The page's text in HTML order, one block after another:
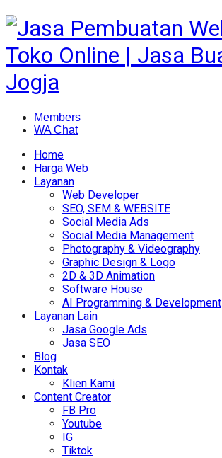
Members
WA Chat
Home
Harga Web
Layanan
Web Developer
SEO, SEM & WEBSITE
Social Media Ads
Social Media Management
Photography & Videography
Graphic Design & Logo
2D & 3D Animation
Software House
AI Programming & Development
Layanan Lain
Jasa Google Ads
Jasa SEO
Blog
Kontak
Klien Kami
Content Creator
FB Pro
Youtube
IG
Tiktok